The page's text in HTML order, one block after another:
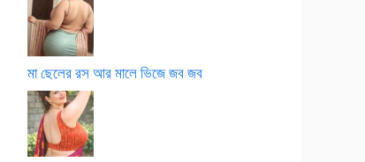
মা ছেলের রস আর মালে ভিজে জব জব